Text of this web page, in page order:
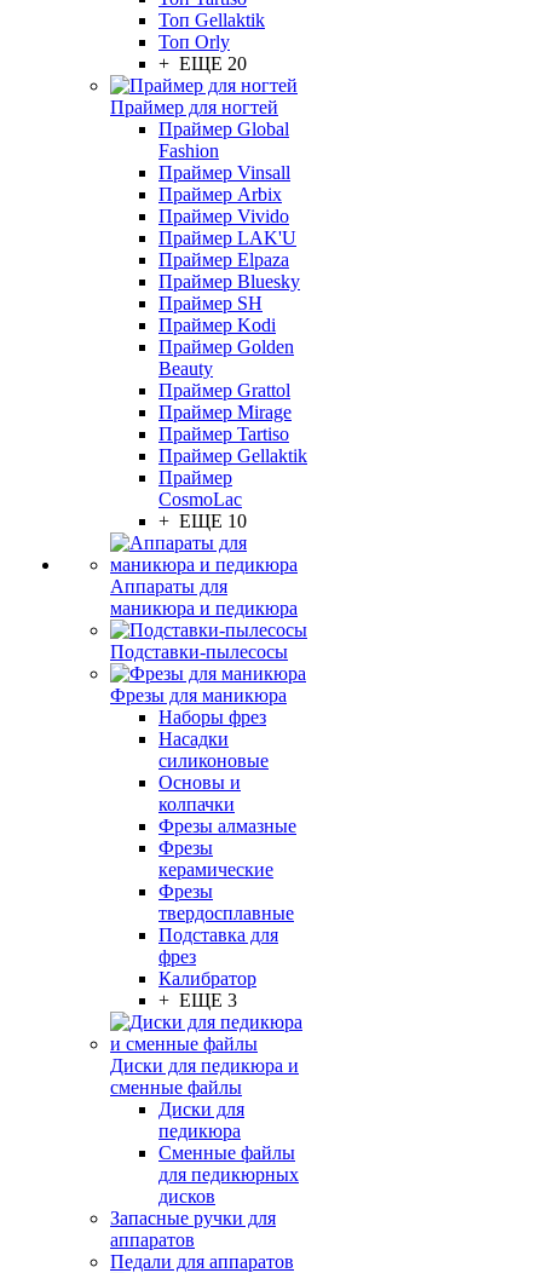
Топ Gellaktik
Топ Orly
+ ЕЩЕ 20
Праймер для ногтей
Праймер Global
Fashion
Праймер Vinsall
Праймер Arbix
Праймер Vivido
Праймер LAK'U
Праймер Elpaza
Праймер Bluesky
Праймер SH
Праймер Kodi
Праймер Golden
Beauty
Праймер Grattol
Праймер Mirage
Праймер Tartiso
Праймер Gellaktik
Праймер
CosmoLac
+ ЕЩЕ 10
Аппараты для
маникюра и педикюра
Подставки-пылесосы
Фрезы для маникюра
Наборы фрез
Насадки
силиконовые
Основы и
колпачки
Фрезы алмазные
Фрезы
керамические
Фрезы
твердосплавные
Подставка для
фрез
Калибратор
+ ЕЩЕ 3
Диски для педикюра и
сменные файлы
Диски для
педикюра
Сменные файлы
для педикюрных
дисков
Запасные ручки для
аппаратов
Педали для аппаратов